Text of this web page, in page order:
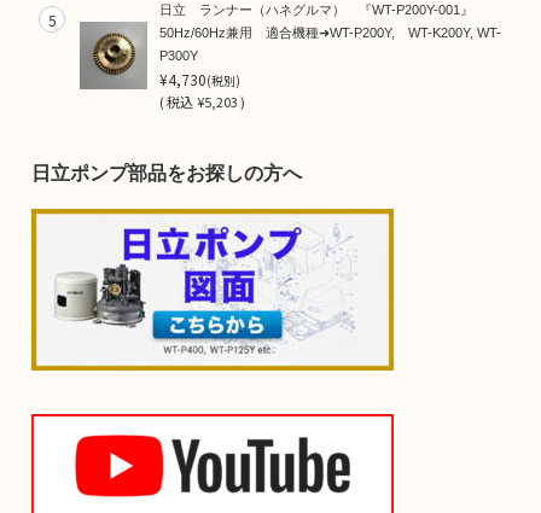
5
日立 ランナー（ハネグルマ） 『WT-P200Y-001』
50Hz/60Hz兼用 適合機種➜WT-P200Y, WT-K200Y, WT-
P300Y
¥4,730(税別)
(税込¥5,203 )
日立ポンプ部品をお探しの方へ